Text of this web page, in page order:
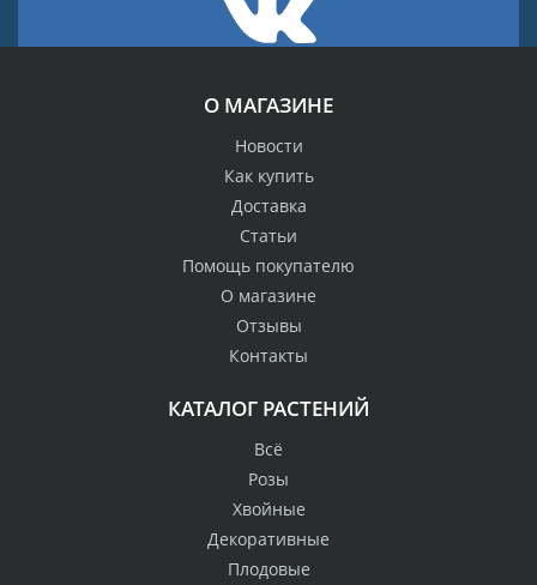
О МАГАЗИНЕ
Новости
Как купить
Доставка
Статьи
Помощь покупателю
О магазине
Отзывы
Контакты
КАТАЛОГ РАСТЕНИЙ
Всё
Розы
Хвойные
Декоративные
Плодовые